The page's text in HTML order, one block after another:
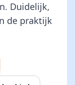
Duidelijk,
de praktijk